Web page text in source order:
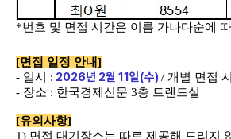
*번호 및 면접 시간은 이름 가나다순에
[면접 일정 안내]
- 일시 : 2026년 2월 11 일(수)/ 개별 면접
- 장소 : 한국경제신문 3층 트렌드실
[유의사항]
1) 면접 대기장소는 따로 제공해 드리지